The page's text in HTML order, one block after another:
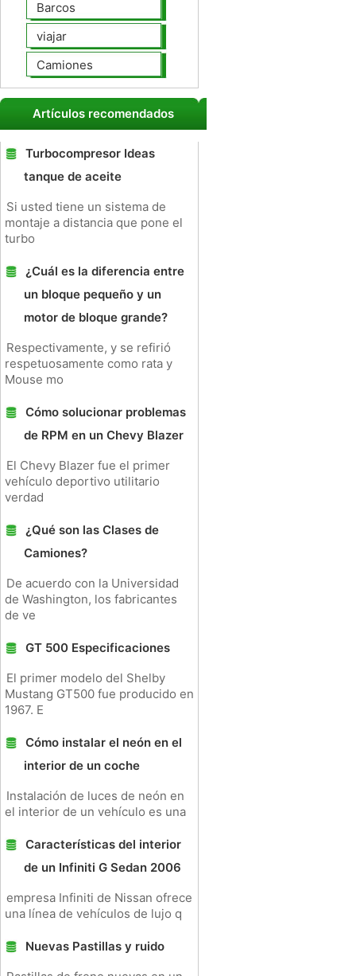
Barcos
viajar
Camiones
Artículos recomendados
Turbocompresor Ideas
tanque de aceite
Si usted tiene un sistema de
montaje a distancia que pone el
turbo
¿Cuál es la diferencia entre
un bloque pequeño y un
motor de bloque grande?
Respectivamente, y se refirió
respetuosamente como rata y
Mouse mo
Cómo solucionar problemas
de RPM en un Chevy Blazer
El Chevy Blazer fue el primer
vehículo deportivo utilitario
verdad
¿Qué son las Clases de
Camiones?
De acuerdo con la Universidad
de Washington, los fabricantes
de ve
GT 500 Especificaciones
El primer modelo del Shelby
Mustang GT500 fue producido en
1967. E
Cómo instalar el neón en el
interior de un coche
Instalación de luces de neón en
el interior de un vehículo es una
Características del interior
de un Infiniti G Sedan 2006
empresa Infiniti de Nissan ofrece
una línea de vehículos de lujo q
Nuevas Pastillas y ruido